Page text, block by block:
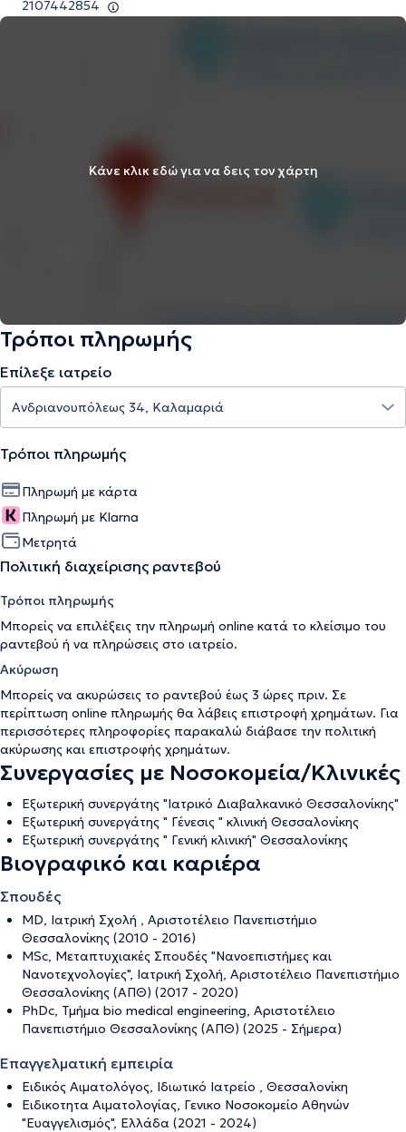
2107442854
Κάνε κλικ εδώ για να δεις τον χάρτη
Τρόποι πληρωμής
Επίλεξε ιατρείο
Τρόποι πληρωμής
Πληρωμή με κάρτα
Πληρωμή με Klarna
Μετρητά
Πολιτική διαχείρισης ραντεβού
Τρόποι πληρωμής
Μπορείς να επιλέξεις την πληρωμή online κατά το κλείσιμο του
ραντεβού ή να πληρώσεις στο ιατρείο.
Ακύρωση
Μπορείς να ακυρώσεις το ραντεβού έως 3 ώρες πριν. Σε
περίπτωση online πληρωμής θα λάβεις επιστροφή χρημάτων. Για
περισσότερες πληροφορίες παρακαλώ διάβασε την πολιτική
ακύρωσης και επιστροφής χρημάτων.
Συνεργασίες με Νοσοκομεία/Κλινικές
Εξωτερική συνεργάτης "Ιατρικό Διαβαλκανικό Θεσσαλονίκης"
Εξωτερική συνεργάτης " Γένεσις " κλινική Θεσσαλονίκης
Εξωτερική συνεργάτης " Γενική κλινική" Θεσσαλονίκης
Βιογραφικό και καριέρα
Σπουδές
ΜD, Ιατρική Σχολή , Αριστοτέλειο Πανεπιστήμιο
Θεσσαλονίκης (2010 - 2016)
MSc, Μεταπτυχιακές Σπουδές "Νανοεπιστήμες και
Νανοτεχνολογίες", Ιατρική Σχολή, Αριστοτέλειο Πανεπιστήμιο
Θεσσαλονίκης (ΑΠΘ) (2017 - 2020)
PhDc, Τμήμα bio medical engineering, Αριστοτέλειο
Πανεπιστήμιο Θεσσαλονίκης (ΑΠΘ) (2025 - Σήμερα)
Επαγγελματική εμπειρία
Ειδικός Αιματολόγος, Ιδιωτικό Ιατρείο , Θεσσαλονίκη
Ειδικοτητα Αιματολογίας, Γενικο Νοσοκομείο Αθηνών
"Ευαγγελισμός", Ελλάδα (2021 - 2024)